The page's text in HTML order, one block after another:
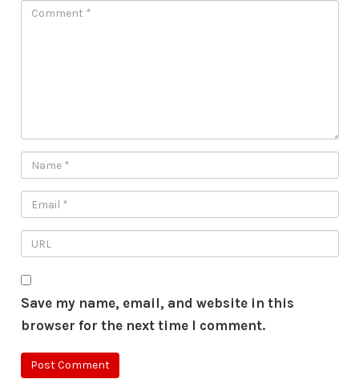
Save my name, email, and website in this
browser for the next time I comment.